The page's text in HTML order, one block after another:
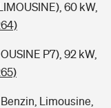
60 kW,
P7), 92 kW,
Limousine,